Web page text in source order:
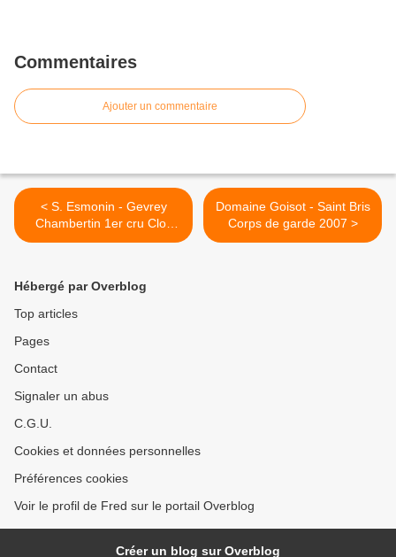
Commentaires
Ajouter un commentaire
< S. Esmonin - Gevrey
Chambertin 1er cru Clos
Saint Jacques 2002
Domaine Goisot - Saint Bris
Corps de garde 2007 >
Hébergé par Overblog
Top articles
Pages
Contact
Signaler un abus
C.G.U.
Cookies et données personnelles
Préférences cookies
Voir le profil de Fred sur le portail Overblog
Créer un blog sur Overblog